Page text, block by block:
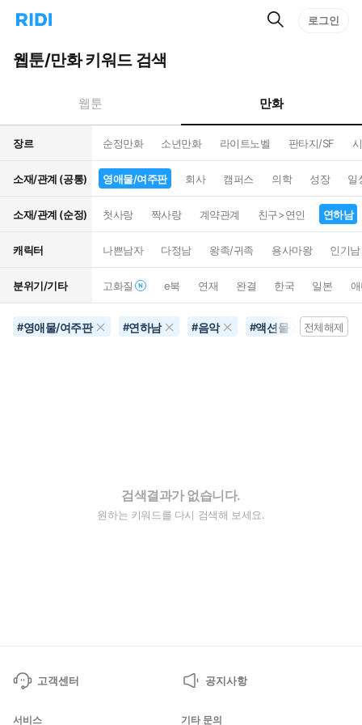
리
홈
으
턴
트
검
로그인
웹툰/만화 키워드 검색
웹툰 만화
장르 순정만화 소년만화 라이트노벨 판타지/SF
소재/관계 (공통) 영애물/여주판 회사 캠퍼스 의학 성장 일
소재/관계 (순정) 첫사랑 짝사랑 계약관계 친구>연인 연하남
캐릭터 나쁜남자 다정남 왕족/귀족 용사마왕 인기남
분위기/기타 고화질 e북 연재 완결 한국 일본
#영애물/여주판 #연하남 #음악 #액션물 #30권
전체해제
검색결과가 없습니다.
원하는 키워드를 다시 검색해 보세요.
고객센터 공지사항
서비스 기타 문의